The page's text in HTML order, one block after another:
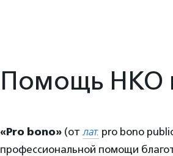
Помощь НКО
«Pro bono» (от лат. pro bono
профессиональной помощи